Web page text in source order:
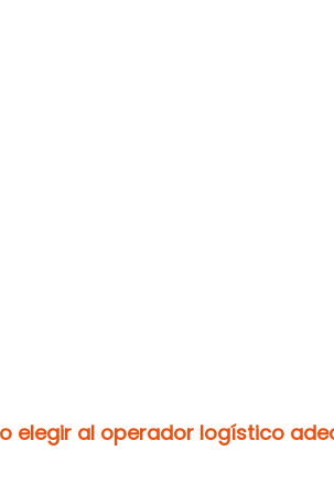
elegir al operador logístico